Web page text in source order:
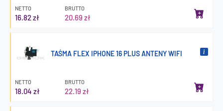
NETTO
16.82 zł
BRUTTO
20.69 zł
TAŚMA FLEX IPHONE 16 PLUS ANTENY WIFI
NETTO
18.04 zł
BRUTTO
22.19 zł